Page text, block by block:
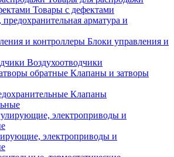
Товары с дефектами
арматура и
Блоки управления и
Воздухоотводчики
Клапаны и затворы
Клапаны
электроприводы и